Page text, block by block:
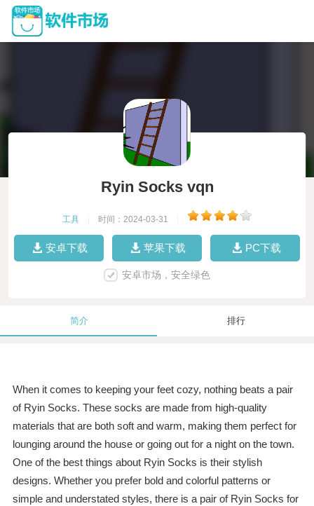
Ryin Socks vqn
工具 时间：2024-03-31
安卓下载 苹果下载 PC下载
安卓市场，安全绿色
简介 排行
When it comes to keeping your feet cozy, nothing beats a pair
of Ryin Socks. These socks are made from high-quality
materials that are both soft and warm, making them perfect for
lounging around the house or going out for a night on the town.
One of the best things about Ryin Socks is their stylish
designs. Whether you prefer bold and colorful patterns or
simple and understated styles, there is a pair of Ryin Socks for